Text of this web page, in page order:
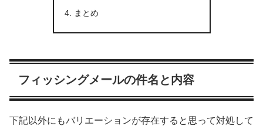
まとめ
フィッシングメールの件名と内容
下記以外にもバリエーションが存在すると思って対処して